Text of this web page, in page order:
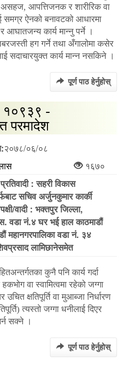
आपत्तिजनक र शारीरिक वा
ऐनको बनावटको आधारमा
कार्य मान्नु पर्ने ।
हग गर्ने तथा अँगालोमा कसेर
सदाचारयुक्त कार्य मान्न नसकिने ।
पूर्ण पाठ हेर्नुहोस्
१०९३९ -
परमादेश
२०७८/०६/०८
१६७०
: सहरी विकास
सचिव अर्जुनकुमार कार्की
वादी : भक्तपुर जिल्ला,
वडा नं.४ घर भई हाल काठमाडौं
महानगरपालिका वडा नं. ३४
लामिछानेसमेत
कुनै पनि कार्य गर्दा
हकभोग वा स्वामित्वमा रहेको जग्गा
उचित क्षतिपूर्ति वा मुआब्जा निर्धारण
त्यस्तो जग्गा धनीलाई दिएर
सक्ने ।
पूर्ण पाठ हेर्नुहोस्